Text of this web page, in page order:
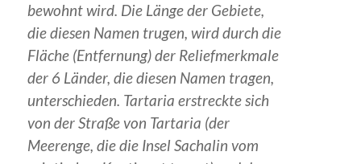
bewohnt wird. Die Länge der Gebiete,
die diesen Namen trugen, wird durch die
Fläche (Entfernung) der Reliefmerkmale
der 6 Länder, die diesen Namen tragen,
unterschieden. Tartaria erstreckte sich
von der Straße von Tartaria (der
Meerenge, die die Insel Sachalin vom